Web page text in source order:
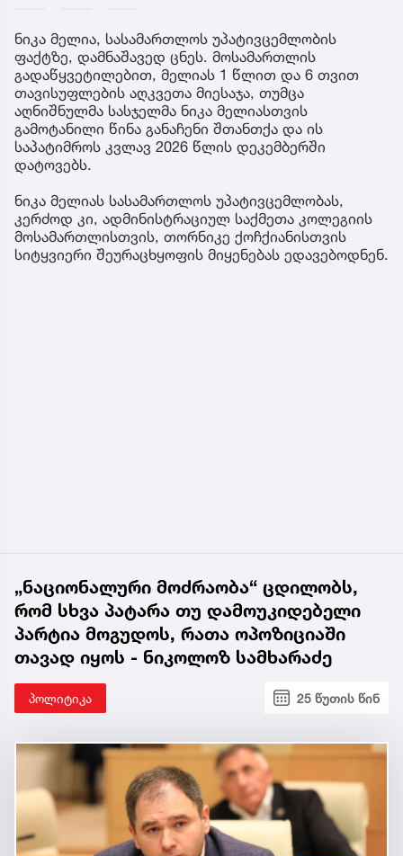
ნიკა მელია, სასამართლოს უპატივცემლობის
ფაქტზე, დამნაშავედ ცნეს. მოსამართლის
გადაწყვეტილებით, მელიას 1 წლით და 6 თვით
თავისუფლების აღკვეთა მიესაჯა, თუმცა
აღნიშნულმა სასჯელმა ნიკა მელიასთვის
გამოტანილი წინა განაჩენი შთანთქა და ის
საპატიმროს კვლავ 2026 წლის დეკემბერში
დატოვებს.
ნიკა მელიას სასამართლოს უპატივცემლობას,
კერძოდ კი, ადმინისტრაციულ საქმეთა კოლეგიის
მოსამართლისთვის, თორნიკე ქოჩქიანისთვის
სიტყვიერი შეურაცხყოფის მიყენებას ედავებოდნენ.
„ნაციონალური მოძრაობა“ ცდილობს,
რომ სხვა პატარა თუ დამოუკიდებელი
პარტია მოგუდოს, რათა ოპოზიციაში
თავად იყოს - ნიკოლოზ სამხარაძე
პოლიტიკა 25 წუთის წინ